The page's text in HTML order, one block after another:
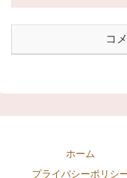
コ
ホーム
プライバシーポリシ